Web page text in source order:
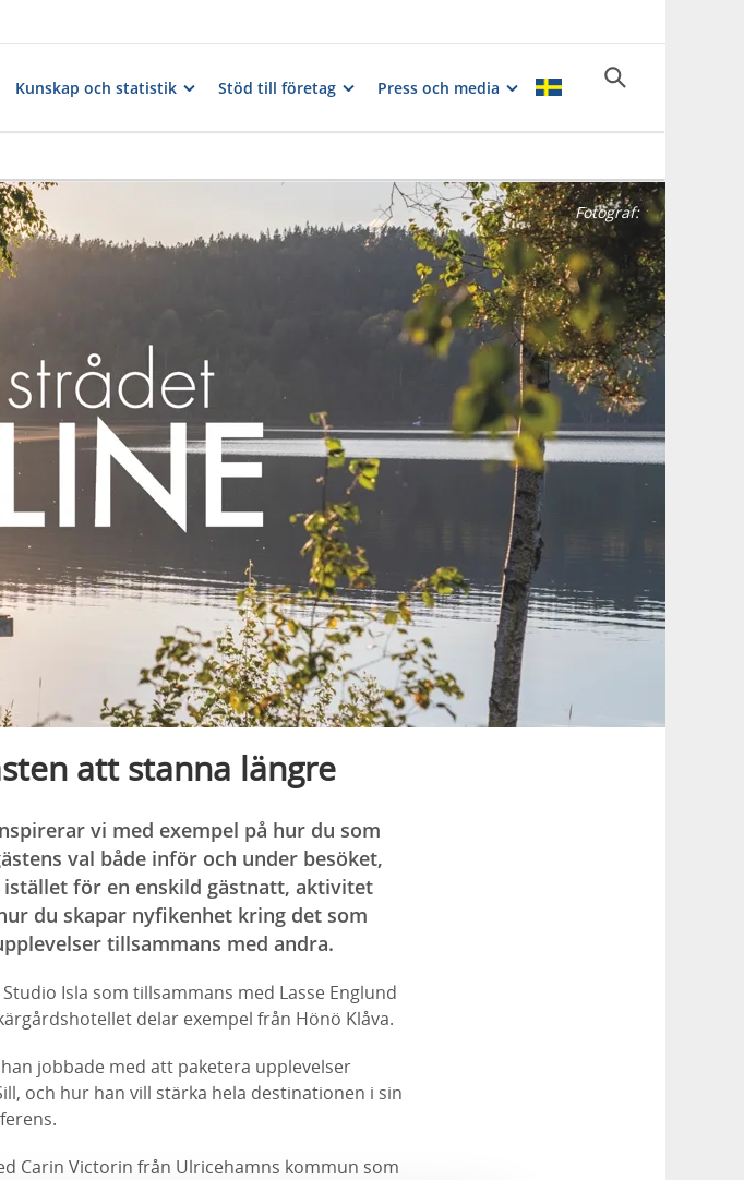
Kunskap och statistik Stöd till företag Press och media
Fotograf:
att stanna längre
vi med exempel på hur du som
val både inför och under besöket,
för en enskild gästnatt, aktivitet
du skapar nyfikenhet kring det som
tillsammans med andra.
Isla som tillsammans med Lasse Englund
delar exempel från Hönö Klåva.
jobbade med att paketera upplevelser
och hur han vill stärka hela destinationen i sin
Carin Victorin från Ulricehamns kommun som